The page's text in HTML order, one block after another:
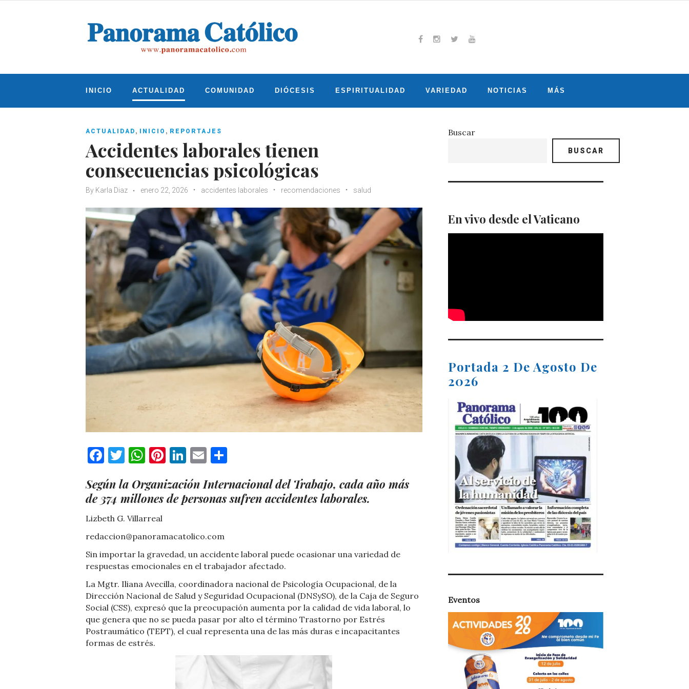
INICIO ACTUALIDAD COMUNIDAD DIÓCESIS ESPIRITUALIDAD VARIEDAD NOTICIAS MÁS
ACTUALIDAD , INICIO , REPORTAJES
Accidentes laborales tienen
consecuencias psicológicas
By Karla Diaz enero 22, 2026 accidentes laborales recomendaciones salud
Facebook
Twitter
WhatsApp
Pinterest
LinkedIn
Email
Según la Organización Internacional del Trabajo, cada año más
de 374 millones de personas sufren accidentes laborales.
Lizbeth G. Villarreal
redaccion@panoramacatolico.com
Sin importar la gravedad, un accidente laboral puede ocasionar una variedad de
respuestas emocionales en el trabajador afectado.
La Mgtr. Iliana Avecilla, coordinadora nacional de Psicología Ocupacional, de la
Dirección Nacional de Salud y Seguridad Ocupacional (DNSySO), de la Caja de Seguro
Social (CSS), expresó que la preocupación aumenta por la calidad de vida laboral, lo
que genera que no se pueda pasar por alto el término Trastorno por Estrés
Postraumático (TEPT), el cual representa una de las más duras e incapacitantes
formas de estrés.
Buscar
BUSCAR
En vivo desde el Vaticano
Portada 2 De Agosto De
2026
Eventos